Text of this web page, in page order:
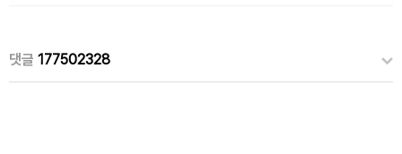
댓글 177502328